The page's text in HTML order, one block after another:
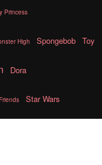
Princess
High Spongebob Toy
Dora
Star Wars